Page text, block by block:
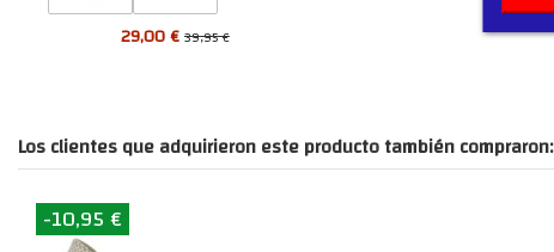
29,00 €39,95 €
Los clientes que adquirieron este producto también compraron:
-10,95 €